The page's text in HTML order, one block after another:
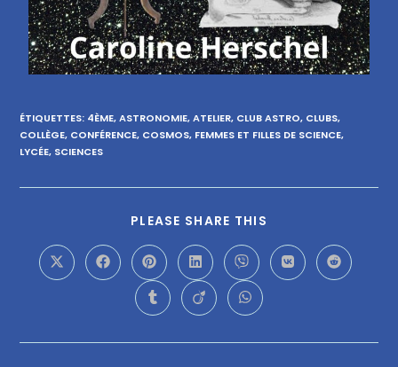
ÉTIQUETTES: 4ÈME, ASTRONOMIE, ATELIER, CLUB ASTRO, CLUBS,
COLLÈGE, CONFÉRENCE, COSMOS, FEMMES ET FILLES DE SCIENCE,
LYCÉE, SCIENCES
PLEASE SHARE THIS